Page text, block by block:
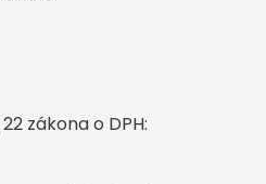
zákona o DPH: